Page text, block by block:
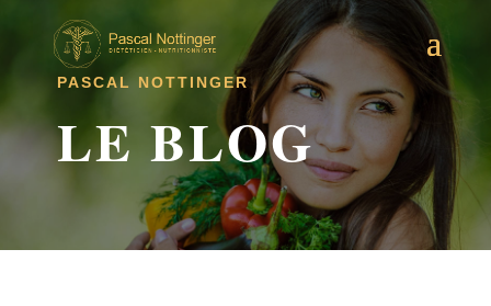
PASCAL NOTTINGER
LE BLOG